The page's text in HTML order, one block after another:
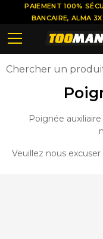
Poignée
Veuillez nous
PAIEMENT 100%
BANCAIRE, ALMA